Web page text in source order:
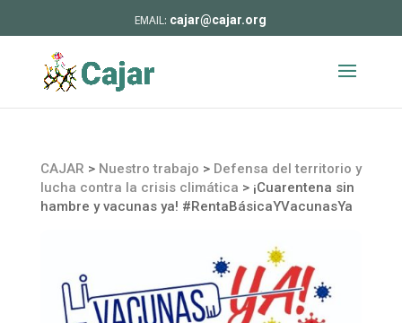
cajar@cajar.org
CAJAR > Nuestro trabajo > Defensa del territorio y
lucha contra la crisis climática > ¡Cuarentena sin
hambre y vacunas ya! #RentaBásicaYVacunasYa